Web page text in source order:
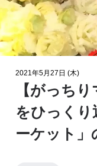
2021年5月27日 (木)
【がっち
をひっくり
ーケット」